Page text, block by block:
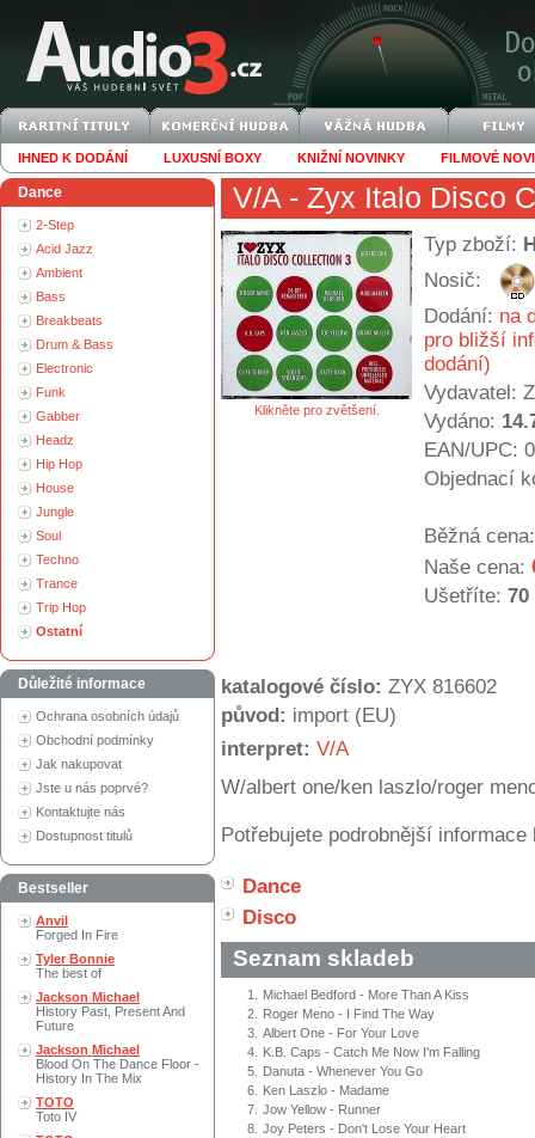
IHNED K DODÁNÍ LUXUSNÍ BOXY KNIŽNÍ NOVINKY FILMOVÉ
Dance
2-Step
Acid Jazz
Ambient
Bass
Breakbeats
Drum & Bass
Electronic
Funk
Gabber
Headz
Hip Hop
House
Jungle
Soul
Techno
Trance
Trip Hop
Ostatní
Důležité informace
Ochrana osobních údajů
Obchodní podmínky
Jak nakupovat
Jste u nás poprvé?
Kontaktujte nás
Dostupnost titulů
Bestseller
Anvil
Forged In Fire
Tyler Bonnie
The best of
Jackson Michael
History Past, Present And
Future
Jackson Michael
Blood On The Dance Floor -
History In The Mix
TOTO
Toto IV
V/A - Zyx Italo Disco
Klikněte pro zvětšení.
Typ zboží:
Nosič:
Dodání: na
pro bližší
dodání)
Vydavatel:
Vydáno:
EAN/UPC:
Objednací
Běžná cena:
Naše cena:
Ušetříte: 70
katalogové číslo: ZYX 816602
původ: import (EU)
interpret: V/A
W/albert one/ken laszlo/roger
Potřebujete podrobnější
Dance
Disco
Seznam skladeb
1.
Michael Bedford - More Than A Kiss
2.
Roger Meno - I Find The Way
3. Albert One - For Your Love
4.
K.B. Caps - Catch Me Now I'm Falling
5.
Danuta - Whenever You Go
6.
Ken Laszlo - Madame
7. Jow Yellow - Runner
8. Joy Peters - Don't Lose Your Heart